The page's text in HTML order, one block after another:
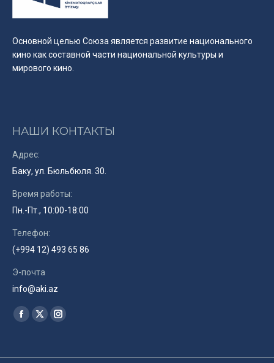
Основной целью Союза является развитие национального
кино как составной части национальной культуры и
мирового кино.
НАШИ КОНТАКТЫ
Адрес:
Баку, ул. Бюльбюля. 30.
Время работы:
Пн.-Пт., 10:00-18:00
Телефон:
(+994 12) 493 65 86
Э-почта
info@aki.az
Найдите нас:
Facebook
X
Instagram